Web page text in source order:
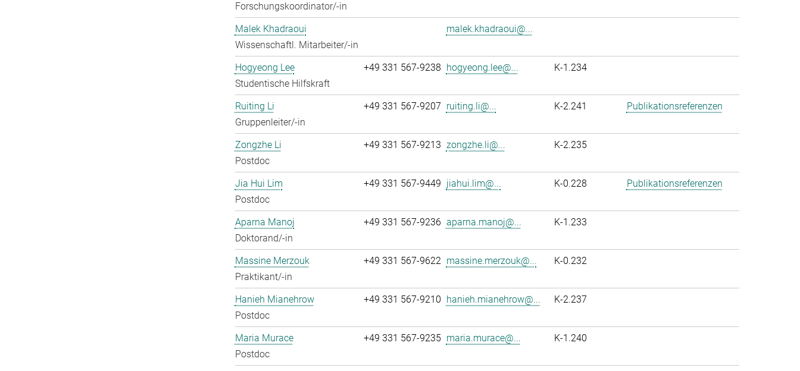
Forschungskoordinator/-in
Malek Khadraoui
Wissenschaftl. Mitarbeiter/-in
malek.khadraoui@...
Hogyeong Lee
Studentische Hilfskraft
+49 331 567-9238 hogyeong.lee@... K-1.234
Ruiting Li
Gruppenleiter/-in
+49 331 567-9207 ruiting.li@... K-2.241 Publikationsreferenzen
Zongzhe Li
Postdoc
+49 331 567-9213 zongzhe.li@... K-2.235
Jia Hui Lim
Postdoc
+49 331 567-9449 jiahui.lim@... K-0.228 Publikationsreferenzen
Aparna Manoj
Doktorand/-in
+49 331 567-9236 aparna.manoj@... K-1.233
Massine Merzouk
Praktikant/-in
+49 331 567-9622 massine.merzouk@... K-0.232
Hanieh Mianehrow
Postdoc
+49 331 567-9210 hanieh.mianehrow@... K-2.237
Maria Murace
Postdoc
+49 331 567-9235 maria.murace@... K-1.240